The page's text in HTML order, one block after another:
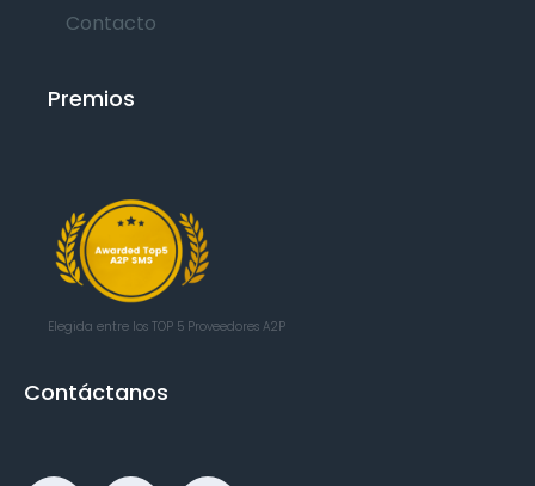
Contacto
Premios
Elegida entre los TOP 5 Proveedores A2P
Contáctanos